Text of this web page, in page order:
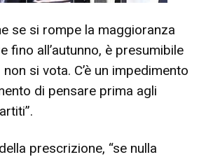
se si rompe la maggioranza
fino all’autunno, è presumibile
si vota. C’è un impedimento
di pensare prima agli
prescrizione, “se nulla